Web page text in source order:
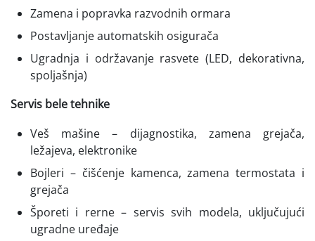
Zamena i popravka razvodnih ormara
Postavljanje automatskih osigurača
Ugradnja i održavanje rasvete (LED, dekorativna,
spoljašnja)
Servis bele tehnike
Veš mašine – dijagnostika, zamena grejača,
ležajeva, elektronike
Bojleri – čišćenje kamenca, zamena termostata i
grejača
Šporeti i rerne – servis svih modela, uključujući
ugradne uređaje